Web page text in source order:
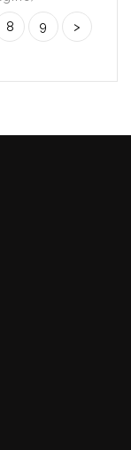
8 9 >